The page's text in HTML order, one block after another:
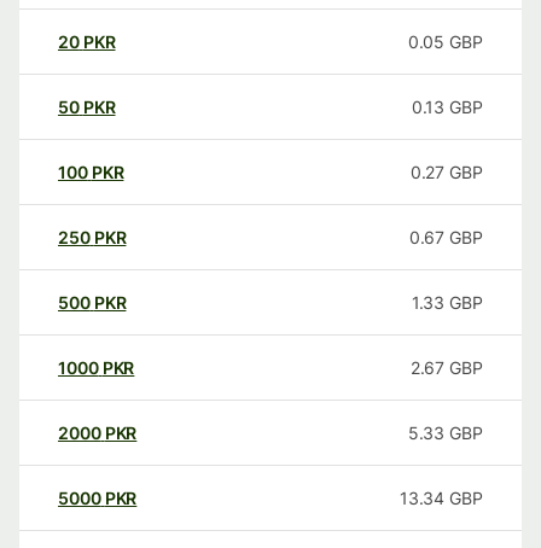
20 PKR 0.05 GBP
50 PKR 0.13 GBP
100 PKR 0.27 GBP
250 PKR 0.67 GBP
500 PKR 1.33 GBP
1000 PKR 2.67 GBP
2000 PKR 5.33 GBP
5000 PKR 13.34 GBP